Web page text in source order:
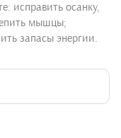
исправить осанку,
мышцы;
запасы энергии.